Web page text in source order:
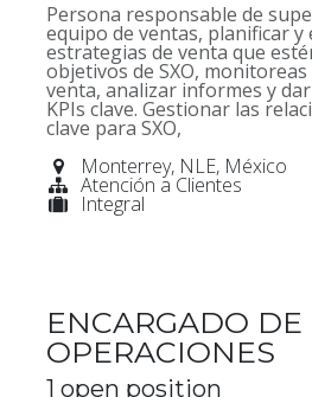
Persona responsable de
equipo de ventas, planificar y
estrategias de venta que
objetivos de SXO,
venta, analizar informes y
KPIs clave. Gestionar las
clave para SXO,
Monterrey, NLE, México
Atención a Clientes
Integral
ENCARGADO DE
OPERACIONES
1 open position